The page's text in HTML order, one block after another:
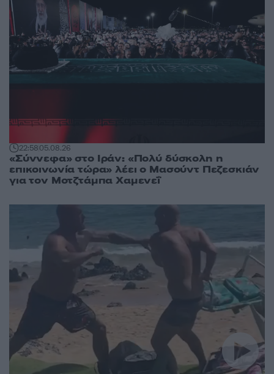
22:5805.08.26
«Σύννεφα» στο Ιράν: «Πολύ δύσκολη η
επικοινωνία τώρα» λέει ο Μασούντ Πεζεσκιάν
για τον Μοτζτάμπα Χαμενεΐ